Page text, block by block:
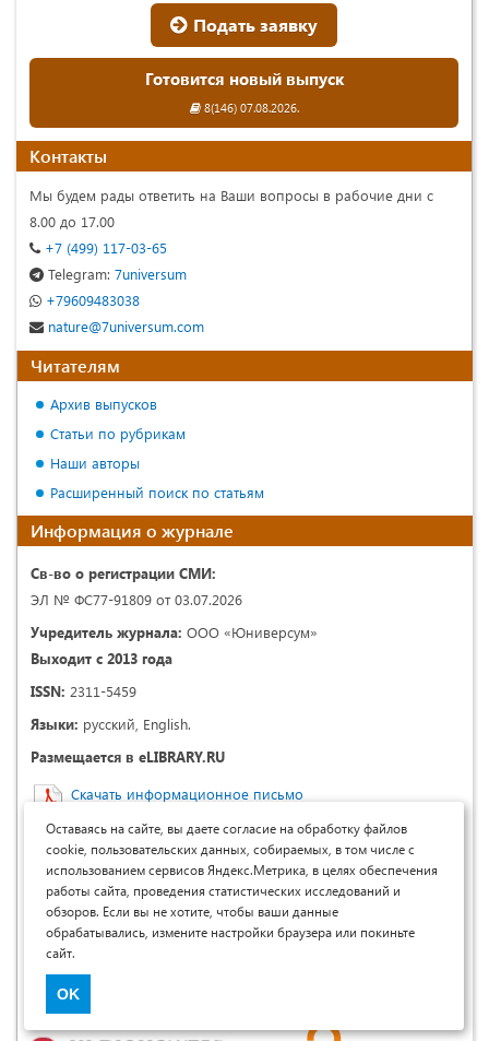
Подать заявку
Готовится новый выпуск
8(146) 07.08.2026.
Контакты
Мы будем рады ответить на Ваши вопросы в рабочие дни с
8.00 до 17.00
+7 (499) 117-03-65
Telegram: 7universum
+79609483038
nature@7universum.com
Читателям
Архив выпусков
Статьи по рубрикам
Наши авторы
Расширенный поиск по статьям
Информация о журнале
Св-во о регистрации СМИ:
ЭЛ № ФС77-91809 от 03.07.2026
Учредитель журнала: ООО «Юниверсум»
Выходит с 2013 года
ISSN: 2311-5459
Языки: русский, English.
Размещается в eLIBRARY.RU
Скачать информационное письмо
Включен в перечень ВАК Республики Узбекистан
Размещается в:
Оставаясь на сайте, вы даете согласие на обработку файлов
cookie, пользовательских данных, собираемых, в том числе с
использованием сервисов Яндекс.Метрика, в целях обеспечения
работы сайта, проведения статистических исследований и
обзоров. Если вы не хотите, чтобы ваши данные
обрабатывались, измените настройки браузера или покиньте
сайт.
OK